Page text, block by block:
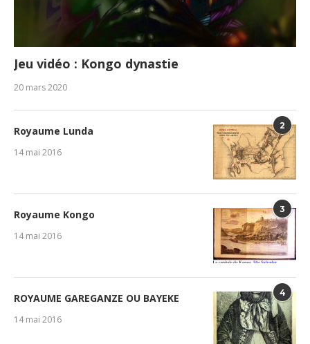
Jeu vidéo : Kongo dynastie
20 mars 2020
2
Royaume Lunda
14 mai 2016
3
Royaume Kongo
14 mai 2016
4
ROYAUME GAREGANZE OU BAYEKE
14 mai 2016